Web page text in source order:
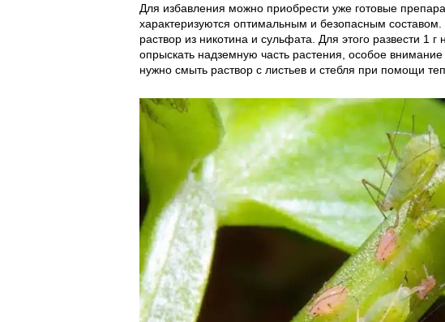
Для избавления можно приобрести уже готовые
характеризуются оптимальным и безопасным
раствор из никотина и сульфата. Для этого развести 1
опрыскать надземную часть растения, особое
нужно смыть раствор с листьев и стебля при помощи